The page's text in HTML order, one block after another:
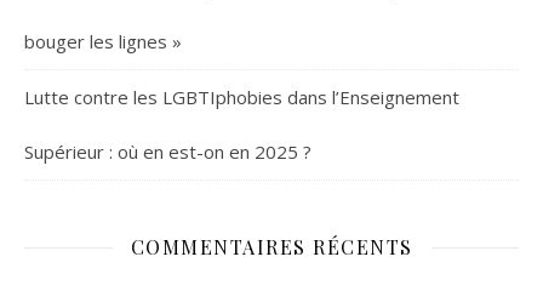
bouger les lignes »
Lutte contre les LGBTIphobies dans l’Enseignement
Supérieur : où en est-on en 2025 ?
COMMENTAIRES RÉCENTS